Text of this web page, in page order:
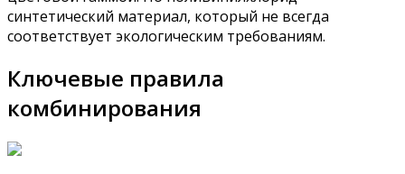
синтетический материал, который не всегда
соответствует экологическим требованиям.
Ключевые правила
комбинирования